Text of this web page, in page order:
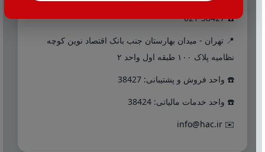
☎️ 021-38427
📍 تهران - میدان بهارستان جنب بانک اقتصاد نوین کوچه
نظامیه پلاک ۱۰۰ طبقه اول واحد ۲
☎️ واحد فروش و پشتیبانی: 38427
☎️ واحد خدمات مالیاتی: 38424
✉️
info@hac.ir